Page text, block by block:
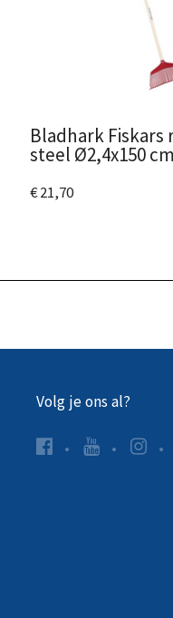
Bladhark
steel Ø2,4x150 cm
€ 21,70
Volg je ons al?